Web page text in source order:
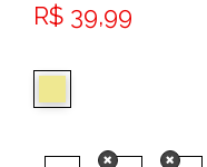
R$ 39,99